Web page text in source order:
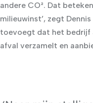
andere CO². Dat
milieuwinst’, zegt
toevoegt dat het bedrijf
afval verzamelt en